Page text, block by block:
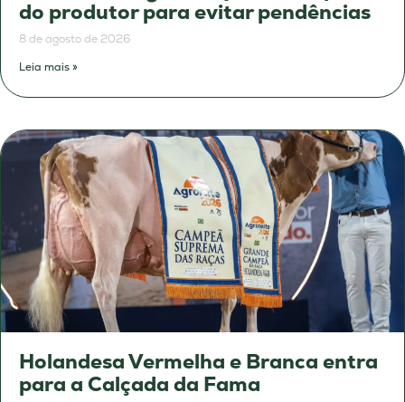
do produtor para evitar pendências
8 de agosto de 2026
Leia mais »
Holandesa Vermelha e Branca entra
para a Calçada da Fama